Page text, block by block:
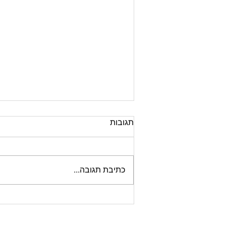
תגובות
כתיבת תגובה...